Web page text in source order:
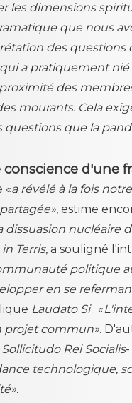
les dimensions
que nous
des questions
a pratiquement
des
mourants. Cela
que la
conscience d'une
«a révélé à la fois
, estime
dissuasion nucléaire
Terris, a souligné
politique
en se
Laudato Si: «
projet commun».
Sollicitudo Rei Socialis-
technologique,